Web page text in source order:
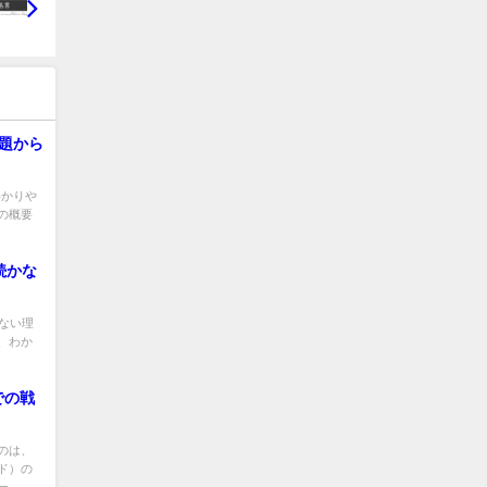
から
りや
概要
かな
い理
わか
の戦
は、
）の